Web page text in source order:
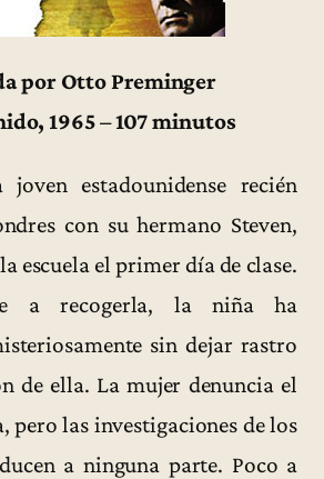
por Otto Preminger
1965 – 107 minutos
estadounidense recién
con su hermano Steven,
escuela el primer día de clase.
a recogerla, la niña ha
sin dejar rastro
de ella. La mujer denuncia el
pero las investigaciones de los
a ninguna parte. Poco a